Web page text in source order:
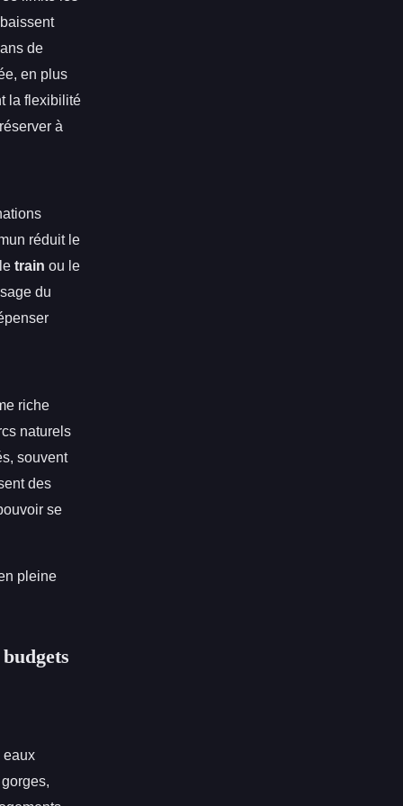
de
en plus
la flexibilité
à
réduit le
train ou le
du
riche
naturels
souvent
des
se
pleine
eaux